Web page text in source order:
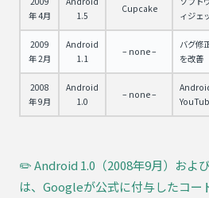
年 4月
1.5
Cupcake
ィジェ
2009
年 2月
Android
1.1
– none –
バグ修
を改善
2008
年 9月
Android
1.0
– none –
✏️ Android 1.0（2008年9月）およ
は、Googleが公式に付与したコー